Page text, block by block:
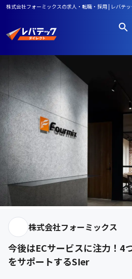
株式会社フォーミックスの求人・転職・採用 | レバテ
株式会社フォーミックス
今後はECサービスに注力！4
をサポートするSIer